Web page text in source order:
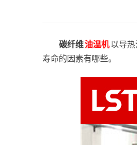
碳纤维油温机以导
寿命的因素有哪些。